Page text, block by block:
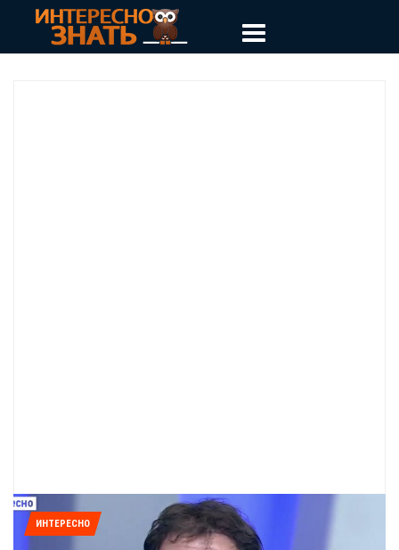
ИНТЕРЕСНО